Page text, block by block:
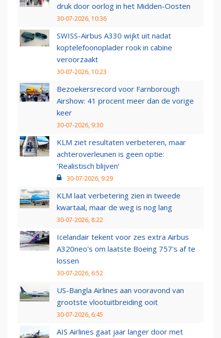
druk door oorlog in het Midden-Oosten
30-07-2026, 10:36
SWISS-Airbus A330 wijkt uit nadat
koptelefoonoplader rook in cabine
veroorzaakt
30-07-2026, 10:23
Bezoekersrecord voor Farnborough
Airshow: 41 procent meer dan de vorige
keer
30-07-2026, 9:30
KLM ziet resultaten verbeteren, maar
achteroverleunen is geen optie:
‘Realistisch blijven’
30-07-2026, 9:29
KLM laat verbetering zien in tweede
kwartaal, maar de weg is nog lang
30-07-2026, 8:22
Icelandair tekent voor zes extra Airbus
A320neo's om laatste Boeing 757's af te
lossen
30-07-2026, 6:52
US-Bangla Airlines aan vooravond van
grootste vlootuitbreiding ooit
30-07-2026, 6:45
AIS Airlines gaat jaar langer door met